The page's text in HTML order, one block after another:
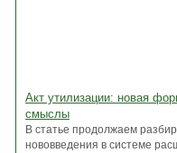
Акт утилизации: новая
смыслы
В статье продолжаем
нововведения в системе